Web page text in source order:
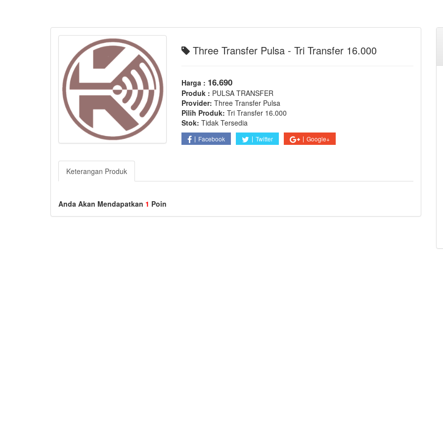
Three Transfer Pulsa - Tri Transfer 16.000
Harga : 16.690
Produk : PULSA TRANSFER
Provider: Three Transfer Pulsa
Pilih Produk: Tri Transfer 16.000
Stok: Tidak Tersedia
Facebook Twitter Google+
Keterangan Produk
Anda Akan Mendapatkan 1 Poin